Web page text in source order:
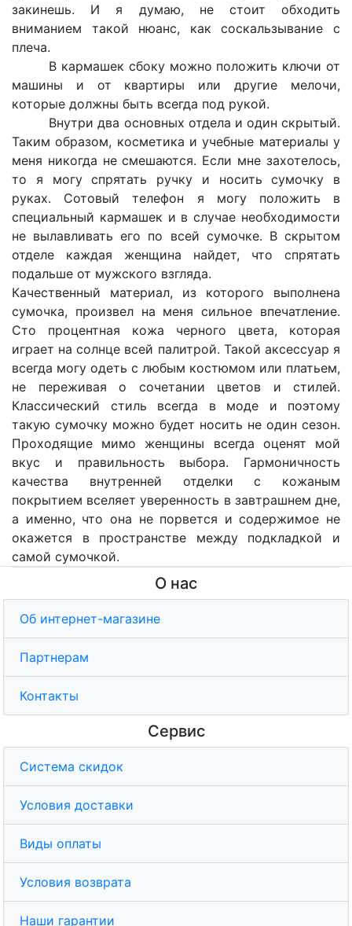
закинешь. И я думаю, не стоит обходить
вниманием такой нюанс, как соскальзывание с
плеча.
В кармашек сбоку можно положить ключи от
машины и от квартиры или другие мелочи,
которые должны быть всегда под рукой.
Внутри два основных отдела и один скрытый.
Таким образом, косметика и учебные материалы у
меня никогда не смешаются. Если мне захотелось,
то я могу спрятать ручку и носить сумочку в
руках. Сотовый телефон я могу положить в
специальный кармашек и в случае необходимости
не вылавливать его по всей сумочке. В скрытом
отделе каждая женщина найдет, что спрятать
подальше от мужского взгляда.
Качественный материал, из которого выполнена
сумочка, произвел на меня сильное впечатление.
Сто процентная кожа черного цвета, которая
играет на солнце всей палитрой. Такой аксессуар я
всегда могу одеть с любым костюмом или платьем,
не переживая о сочетании цветов и стилей.
Классический стиль всегда в моде и поэтому
такую сумочку можно будет носить не один сезон.
Проходящие мимо женщины всегда оценят мой
вкус и правильность выбора. Гармоничность
качества внутренней отделки с кожаным
покрытием вселяет уверенность в завтрашнем дне,
а именно, что она не порвется и содержимое не
окажется в пространстве между подкладкой и
самой сумочкой.
О нас
Об интернет-магазине
Партнерам
Контакты
Сервис
Система скидок
Условия доставки
Виды оплаты
Условия возврата
Наши гарантии